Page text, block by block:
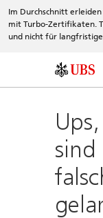
Im Durchschnitt
mit Turbo-Zertifikaten.
und nicht für
sind